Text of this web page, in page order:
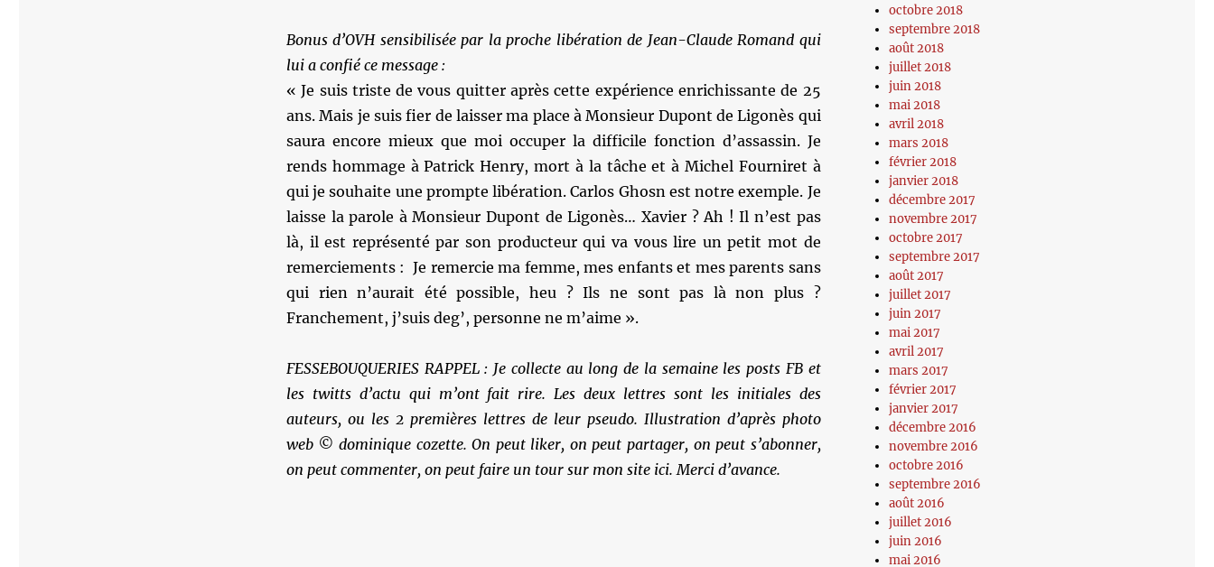
Bonus d’OVH sensibilisée par la proche libération de Jean-Claude Romand qui
lui a confié ce message :
« Je suis triste de vous quitter après cette expérience enrichissante de 25
ans. Mais je suis fier de laisser ma place à Monsieur Dupont de Ligonès qui
saura encore mieux que moi occuper la difficile fonction d’assassin. Je
rends hommage à Patrick Henry, mort à la tâche et à Michel Fourniret à
qui je souhaite une prompte libération. Carlos Ghosn est notre exemple. Je
laisse la parole à Monsieur Dupont de Ligonès… Xavier ? Ah ! Il n’est pas
là, il est représenté par son producteur qui va vous lire un petit mot de
remerciements : Je remercie ma femme, mes enfants et mes parents sans
qui rien n’aurait été possible, heu ? Ils ne sont pas là non plus ?
Franchement, j’suis deg’, personne ne m’aime ».
FESSEBOUQUERIES RAPPEL : Je collecte au long de la semaine les posts FB et
les twitts d’actu qui m’ont fait rire. Les deux lettres sont les initiales des
auteurs, ou les 2 premières lettres de leur pseudo. Illustration d’après photo
web © dominique cozette. On peut liker, on peut partager, on peut s’abonner,
on peut commenter, on peut faire un tour sur mon site ici. Merci d’avance.
octobre 2018
septembre 2018
août 2018
juillet 2018
juin 2018
mai 2018
avril 2018
mars 2018
février 2018
janvier 2018
décembre 2017
novembre 2017
octobre 2017
septembre 2017
août 2017
juillet 2017
juin 2017
mai 2017
avril 2017
mars 2017
février 2017
janvier 2017
décembre 2016
novembre 2016
octobre 2016
septembre 2016
août 2016
juillet 2016
juin 2016
mai 2016